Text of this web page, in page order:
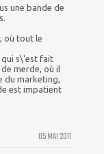
une bande de
où tout le
qui s\'est fait
merde, où il
du marketing,
est impatient
05 MAI 2011